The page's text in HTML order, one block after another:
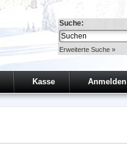
Suche:
Erweiterte Suche »
Kasse Anmelden